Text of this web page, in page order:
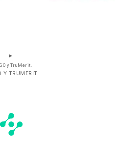
y TruMerit.
Y TRUMERIT